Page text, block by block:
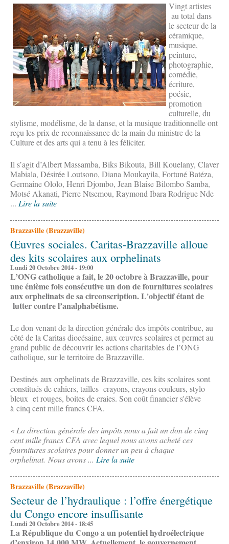
Vingt artistes
au total dans
le secteur de la
céramique,
musique,
peinture,
photographie,
comédie,
écriture,
poésie,
promotion
culturelle, du
stylisme, modélisme, de la danse, et la musique traditionnelle ont
reçu les prix de reconnaissance de la main du ministre de la
Culture et des arts qui a tenu à les féliciter.
Il s’agit d’Albert Massamba, Biks Bikouta, Bill Kouelany, Claver
Mabiala, Désirée Loutsono, Diana Moukayila, Fortuné Batéza,
Germaine Ololo, Henri Djombo, Jean Blaise Bilombo Samba,
Motsé Akanati, Pierre Ntsemou, Raymond Ibara Rodrigue Nde
... Lire la suite
Brazzaville (Brazzaville)
Œuvres sociales. Caritas-Brazzaville alloue
des kits scolaires aux orphelinats
Lundi 20 Octobre 2014 - 19:00
L’ONG catholique a fait, le 20 octobre à Brazzaville, pour
une énième fois consécutive un don de fournitures scolaires
aux orphelinats de sa circonscription. L'objectif étant de
lutter contre l’analphabétisme.
Le don venant de la direction générale des impôts contribue, au
côté de la Caritas diocésaine, aux œuvres scolaires et permet au
grand public de découvrir les actions charitables de l’ONG
catholique, sur le territoire de Brazzaville.
Destinés aux orphelinats de Brazzaville, ces kits scolaires sont
constitués de cahiers, tailles crayons, crayons couleurs, stylo
bleux et rouges, boites de craies. Son coût financier s'élève
à cinq cent mille francs CFA.
« La direction générale des impôts nous a fait un don de cinq
cent mille francs CFA avec lequel nous avons acheté ces
fournitures scolaires pour donner un peu à chaque
orphelinat. Nous avons ... Lire la suite
Brazzaville (Brazzaville)
Secteur de l’hydraulique : l’offre énergétique
du Congo encore insuffisante
Lundi 20 Octobre 2014 - 18:45
La République du Congo a un potentiel hydroélectrique